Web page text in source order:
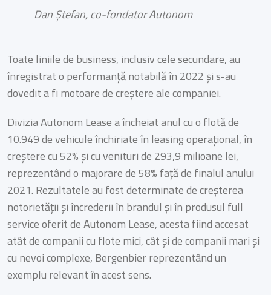
Dan Ștefan, co-fondator Autonom
Toate liniile de business, inclusiv cele secundare, au
înregistrat o performanță notabilă în 2022 și s-au
dovedit a fi motoare de creștere ale companiei.
Divizia Autonom Lease a încheiat anul cu o flotă de
10.949 de vehicule închiriate în leasing operațional, în
creștere cu 52% și cu venituri de 293,9 milioane lei,
reprezentând o majorare de 58% față de finalul anului
2021. Rezultatele au fost determinate de creșterea
notorietății și încrederii în brandul și în produsul full
service oferit de Autonom Lease, acesta fiind accesat
atât de companii cu flote mici, cât și de companii mari și
cu nevoi complexe, Bergenbier reprezentând un
exemplu relevant în acest sens.